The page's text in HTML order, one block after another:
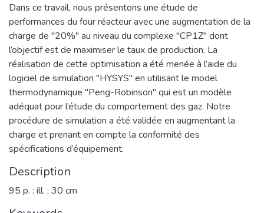
Dans ce travail, nous présentons une étude de
performances du four réacteur avec une augmentation de la
charge de "20%" au niveau du complexe "CP1Z" dont
l’objectif est de maximiser le taux de production. La
réalisation de cette optimisation a été menée à l’aide du
logiciel de simulation "HYSYS" en utilisant le model
thermodynamique "Peng-Robinson" qui est un modèle
adéquat pour l’étude du comportement des gaz. Notre
procédure de simulation a été validée en augmentant la
charge et prenant en compte la conformité des
spécifications d’équipement.
Description
95 p. : ill. ; 30 cm